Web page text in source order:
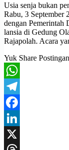
Usia senja bukan
Rabu, 3 September
dengan Pemerintah
lansia di Gedung
Rajapolah. Acara
Yuk Share
WhatsApp
Telegram
Facebook
LinkedIn